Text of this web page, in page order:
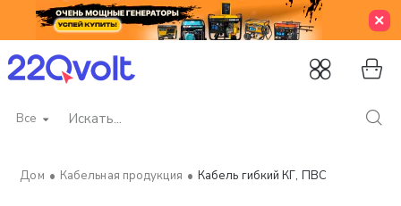
Все
Искать...
Кабельная продукция Кабель гибкий КГ, ПВС